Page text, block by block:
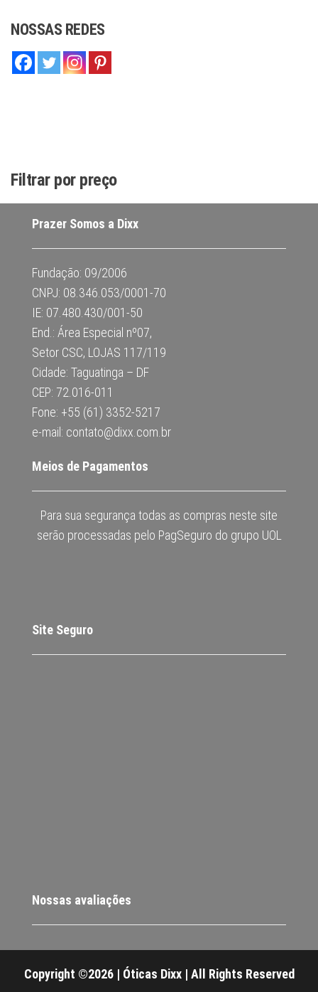
NOSSAS REDES
Filtrar por preço
Prazer Somos a Dixx
Fundação: 09/2006
CNPJ: 08.346.053/0001-70
IE: 07.480.430/001-50
End.: Área Especial nº07,
Setor CSC, LOJAS 117/119
Cidade: Taguatinga – DF
CEP: 72.016-011
Fone: +55 (61) 3352-5217
e-mail: contato@dixx.com.br
Meios de Pagamentos
Para sua segurança todas as compras neste site
serão processadas pelo PagSeguro do grupo UOL
Site Seguro
Nossas avaliações
Copyright ©2026 | Óticas Dixx | All Rights Reserved